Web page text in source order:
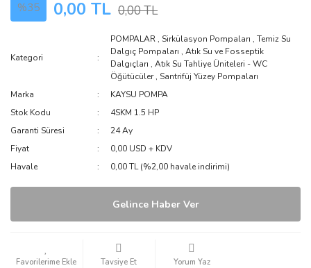
%35 0,00 TL 0,00 TL
Kategori
POMPALAR ,Sirkülasyon Pompaları ,Temiz Su
Dalgıç Pompaları ,Atık Su ve Fosseptik
Dalgıçları ,Atık Su Tahliye Üniteleri - WC
Öğütücüler,Santrifüj Yüzey Pompaları
Marka
KAYSU POMPA
Stok Kodu
4SKM 1.5 HP
Garanti Süresi
24 Ay
Fiyat
0,00 USD + KDV
Havale
0,00 TL (%2,00 havale indirimi)
Gelince Haber Ver
Tavsiye Et Yorum Yaz